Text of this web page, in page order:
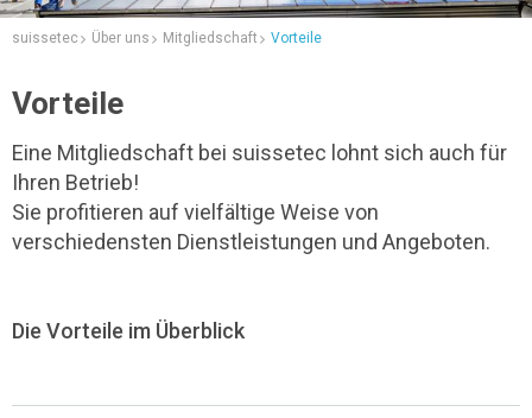
suissetec Über uns Mitgliedschaft Vorteile
Vorteile
Eine Mitgliedschaft bei suissetec lohnt sich auch für
Ihren Betrieb!
Sie profitieren auf vielfältige Weise von
verschiedensten Dienstleistungen und Angeboten.
Die Vorteile im Überblick